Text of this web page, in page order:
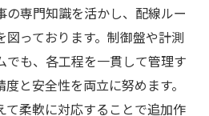
の専門知識を活かし、配線ルー
図っております。制御盤や計測
でも、各工程を一貫して管理す
と安全性を両立に努めます。
て柔軟に対応することで追加作